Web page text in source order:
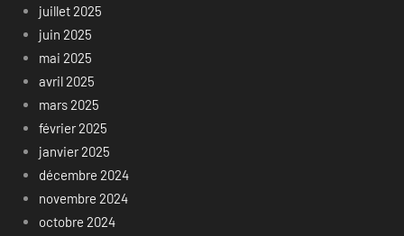
juillet 2025
juin 2025
mai 2025
avril 2025
mars 2025
février 2025
janvier 2025
décembre 2024
novembre 2024
octobre 2024